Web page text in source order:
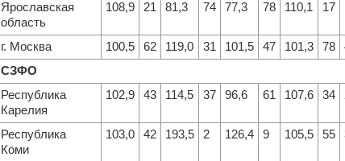
Ярославская
область
108,9 21 81,3 74 77,3 78 110,1 17
г. Москва 100,5 62 119,0 31 101,5 47 101,3 78
СЗФО
Республика
Карелия
102,9 43 114,5 37 96,6 61 107,6 34
Республика
Коми
103,0 42 193,5 2 126,4 9 105,5 55